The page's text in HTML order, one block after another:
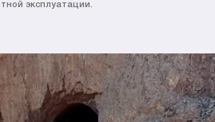
эксплуатации.